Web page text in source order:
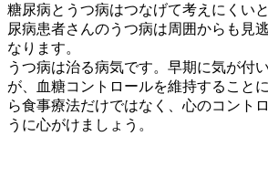
糖尿病とうつ病はつなげて考えにくい
尿病患者さんのうつ病は周囲からも見
なります。
うつ病は治る病気です。早期に気が付
が、血糖コントロールを維持すること
ら食事療法だけではなく、心のコント
うに心がけましょう。